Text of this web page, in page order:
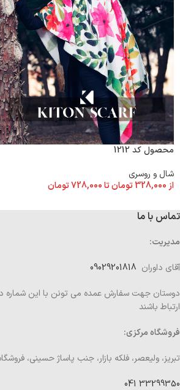
محصول کد 1212
شال و روسری
از 328,000تومانتا728,000تومان
تماس با ما
مدیریت:
آقای داوران
دوستان جهت سفارش عمده می تونن با این شماره
ارتباط باشند
فروشگاه مرکزی:
تبریز، ولیعصر، فلکه بازار، جنب پاساژ حسینی،
33299350 041